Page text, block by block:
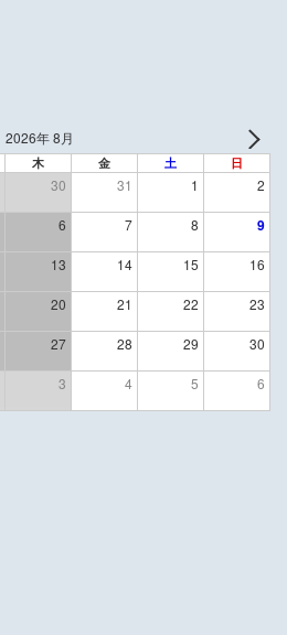
2026年 8月
木 金 土 日
30 31 1 2
6 7 8 9
13 14 15 16
20 21 22 23
27 28 29 30
3 4 5 6